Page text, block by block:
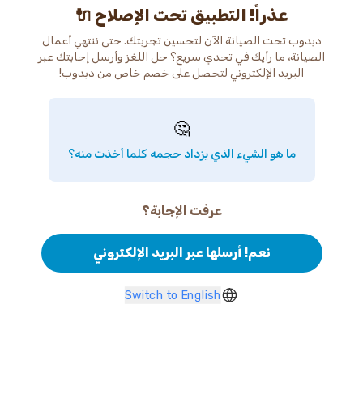
عذراً! التطبيق تحت الإصلاح 🔌
دبدوب تحت الصيانة الآن لتحسين تجربتك. حتى ننتهي أعمال
الصيانة، ما رأيك في تحدي سريع؟ حل اللغز وأرسل إجابتك عبر
البريد الإلكتروني لتحصل على خصم خاص من دبدوب!
🤔
ما هو الشيء الذي يزداد حجمه كلما أخذت منه؟
عرفت الإجابة؟
نعم! أرسلها عبر البريد الإلكتروني
Switch to English